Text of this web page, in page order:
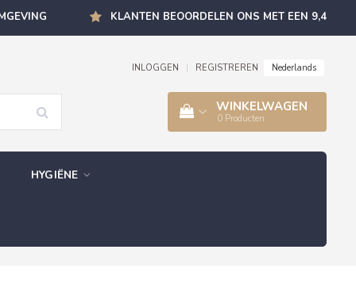
KLANTEN BEOORDELEN ONS MET EEN 9,4
INLOGGEN REGISTREREN Nederlands
WINKELWAGEN
0 Producten
HYGIËNE